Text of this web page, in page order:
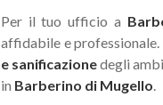
Per il tuo ufficio a
affidabile e professionale.
e sanificazionedegli
in Barberino di Mugello.